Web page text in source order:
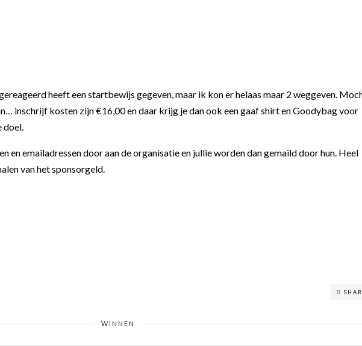
heeft een startbewijs gegeven, maar ik kon er helaas maar 2 weggeven.
inschrijf kosten zijn €16,00 en daar krijg je dan ook een gaaf shirt en Goodybag voor
doel.
en emailadressen door aan de organisatie en jullie worden dan gemaild door hun. Heel
van het sponsorgeld.
WINNEN